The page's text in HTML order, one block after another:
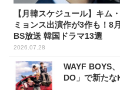
【月韓スケジュール】キム・
ミョンス出演作が3作も！8月
BS放送 韓国ドラマ13選
2026.07.28
WAYF BOYS
DO」で新た